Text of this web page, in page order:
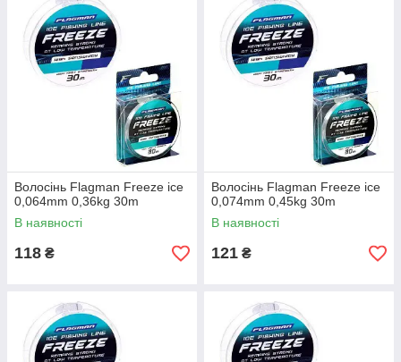
Волосінь Flagman Freeze ice
0,064mm 0,36kg 30m
В наявності
118 ₴
Волосінь Flagman Freeze ice
0,074mm 0,45kg 30m
В наявності
121 ₴